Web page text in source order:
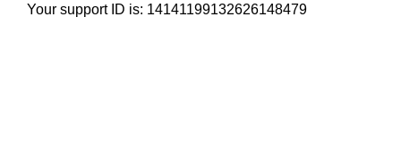
Your support ID is: 14141199132626148479